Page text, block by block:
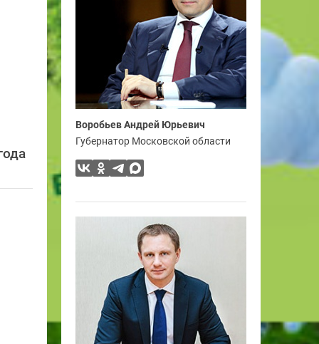
Воробьев Андрей Юрьевич
Губернатор Московской области